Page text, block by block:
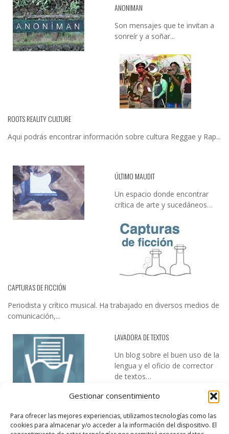
Gestionar consentimiento
Para ofrecer las mejores experiencias, utilizamos tecnologías como las
cookies para almacenar y/o acceder a la información del dispositivo. El
ANONIMAN
Son mensajes que te invitan a
sonreír y a soñar...
ROOTS REALITY CULTURE
Aqui podrás encontrar información sobre cultura Reggae y Rap...
ÚLTIMO MAUDIT
Un espacio donde encontrar
crítica de arte y sucedáneos…
CAPTURAS DE FICCIÓN
Periodista y crítico musical. Ha trabajado en diversos medios de
comunicación,...
LAVADORA DE TEXTOS
Un blog sobre el buen uso de la
lengua y el oficio de corrector
de textos…